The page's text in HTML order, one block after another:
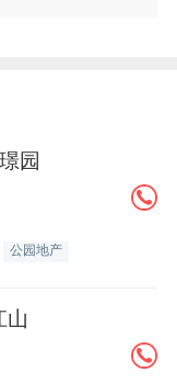
园
公园地产
山